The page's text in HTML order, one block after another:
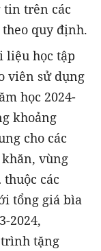
trên các
quy định.
liệu học tập
viên sử dụng
học 2024-
khoảng
cho các
vùng
các
tổng giá bìa
2024,
tặng